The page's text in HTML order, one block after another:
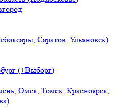
Саратов, Ульяновск)
(+Выборг)
Омск, Томск, Красноярск,